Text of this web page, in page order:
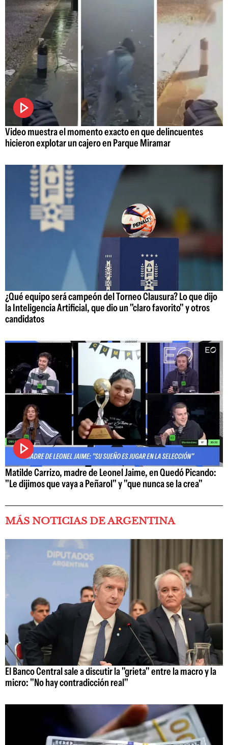
Video muestra el momento exacto en que delincuentes
hicieron explotar un cajero en Parque Miramar
¿Qué equipo será campeón del Torneo Clausura? Lo que dijo
la Inteligencia Artificial, que dio un "claro favorito" y otros
candidatos
Matilde Carrizo, madre de Leonel Jaime, en Quedó Picando:
"Le dijimos que vaya a Peñarol" y "que nunca se la crea"
MÁS NOTICIAS DE ARGENTINA
El Banco Central sale a discutir la "grieta" entre la macro y la
micro: "No hay contradicción real"